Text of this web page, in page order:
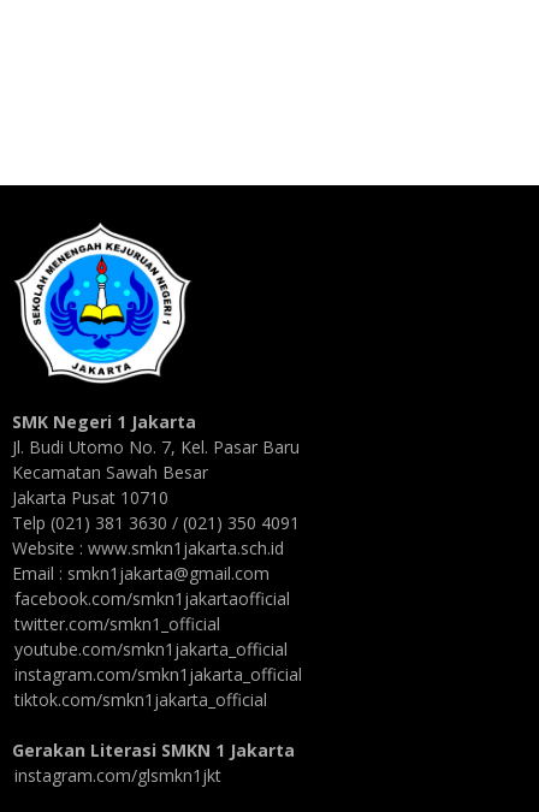
SMK Negeri 1 Jakarta
Jl. Budi Utomo No. 7, Kel. Pasar Baru
Kecamatan Sawah Besar
Jakarta Pusat 10710
Telp (021) 381 3630 / (021) 350 4091
Website : www.smkn1jakarta.sch.id
Email : smkn1jakarta@gmail.com
facebook.com/smkn1jakartaofficial
twitter.com/smkn1_official
youtube.com/smkn1jakarta_official
instagram.com/smkn1jakarta_official
tiktok.com/smkn1jakarta_official
Gerakan Literasi SMKN 1 Jakarta
instagram.com/glsmkn1jkt